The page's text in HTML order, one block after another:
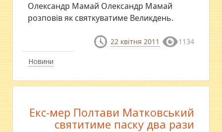
Новини
Олександр Мамай Олександр Мамай
розповів як святкуватиме Великдень.
22 квітня 2011 1134
Екс-мер Полтави Матковський
святитиме паску два рази